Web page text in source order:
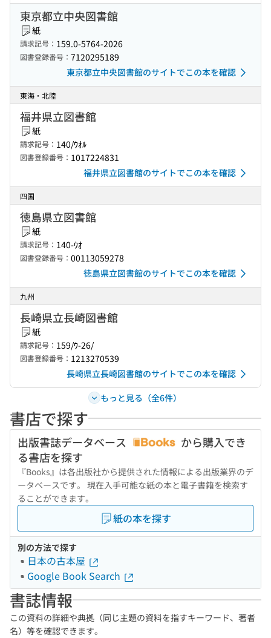
東京都立中央図書館
紙
請求記号： 159.0-5764-2026
図書登録番号： 7120295189
東京都立中央図書館のサイトでこの本を確認
東海・北陸
福井県立図書館
紙
請求記号： 140/ｳｵﾙ
図書登録番号： 1017224831
福井県立図書館のサイトでこの本を確認
四国
徳島県立図書館
紙
請求記号： 140-ｳｵ
図書登録番号： 00113059278
徳島県立図書館のサイトでこの本を確認
九州
長崎県立長崎図書館
紙
請求記号： 159/ｳ-26/
図書登録番号： 1213270539
長崎県立長崎図書館のサイトでこの本を確認
もっと見る（全6件）
書店で探す
出版書誌データベース
から購入でき
る書店を探す
『Books』は各出版社から提供された情報による出版業界のデ
ータベースです。 現在入手可能な紙の本と電子書籍を検索す
ることができます。
紙の本を探す
別の方法で探す
日本の古本屋
Google Book Search
書誌情報
この資料の詳細や典拠（同じ主題の資料を指すキーワード、著者
名）等を確認できます。